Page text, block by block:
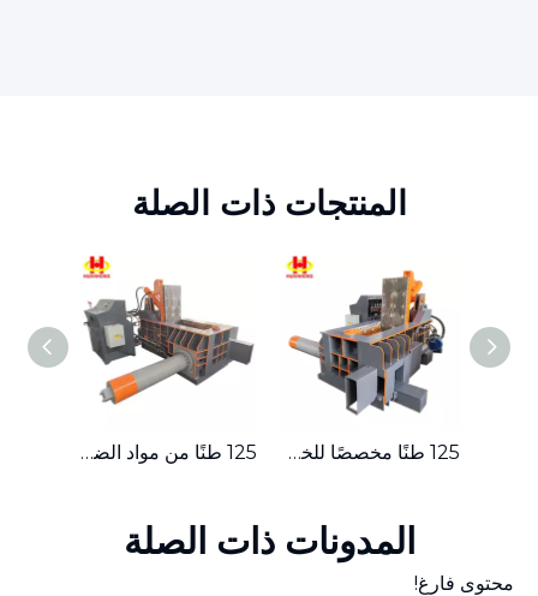
المنتجات ذات الصلة
125 طنًا من مواد الضغط الصغيرة، مكبس بالات الخردة المعدنية الهيدروليكي 125 طنًا مخصصًا للخردة المعدنية الهيدروليكية الصغيرة ذات الدفع الجانبي
المدونات ذات الصلة
محتوى فارغ!